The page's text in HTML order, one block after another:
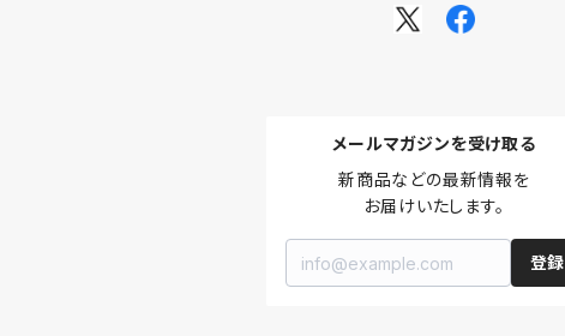
メールマガジンを受け取る
新商品などの最新情報を
お届けいたします。
登録